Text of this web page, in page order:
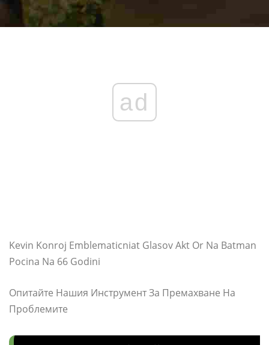
ad
Kevin Konroj Emblematicniat Glasov Akt Or Na Batman
Pocina Na 66 Godini
Опитайте Нашия Инструмент За Премахване На
Проблемите